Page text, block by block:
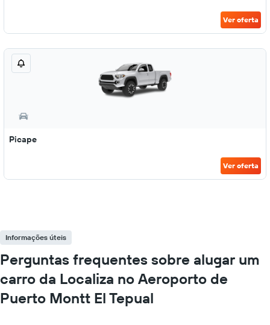
Ver oferta
Picape
Ver oferta
Informações úteis
Perguntas frequentes sobre alugar um
carro da Localiza no Aeroporto de
Puerto Montt El Tepual